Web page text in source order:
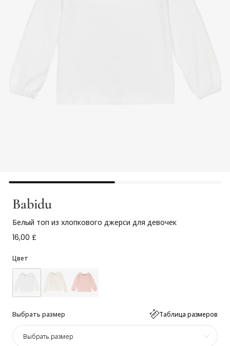
Babidu
Белый топ из хлопкового джерси для девочек
16,00 £
Цвет
Выбрать размер Таблица размеров
Выбрать размер